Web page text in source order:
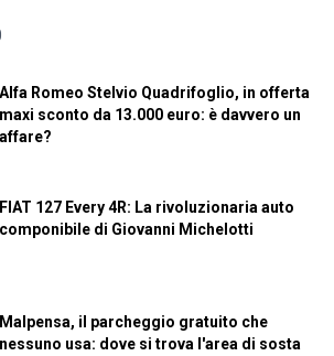
Alfa Romeo Stelvio Quadrifoglio, in offerta
maxi sconto da 13.000 euro: è davvero un
affare?
FIAT 127 Every 4R: La rivoluzionaria auto
componibile di Giovanni Michelotti
Malpensa, il parcheggio gratuito che
nessuno usa: dove si trova l'area di sosta